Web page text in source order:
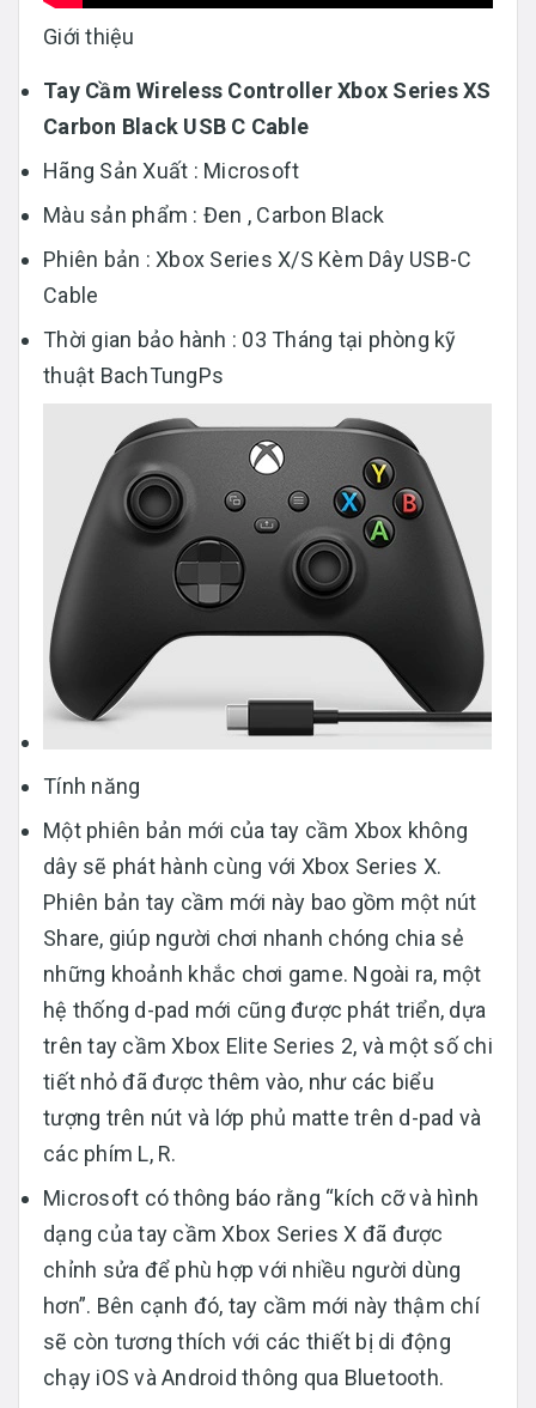
Giới thiệu
Tay Cầm Wireless Controller Xbox Series XS
Carbon Black USB C Cable
Hãng Sản Xuất : Microsoft
Màu sản phẩm : Đen , Carbon Black
Phiên bản : Xbox Series X/S Kèm Dây USB-C
Cable
Thời gian bảo hành : 03 Tháng tại phòng kỹ
thuật BachTungPs
Tính năng
Một phiên bản mới của tay cầm Xbox không
dây sẽ phát hành cùng với Xbox Series X.
Phiên bản tay cầm mới này bao gồm một nút
Share, giúp người chơi nhanh chóng chia sẻ
những khoảnh khắc chơi game. Ngoài ra, một
hệ thống d-pad mới cũng được phát triển, dựa
trên tay cầm Xbox Elite Series 2, và một số chi
tiết nhỏ đã được thêm vào, như các biểu
tượng trên nút và lớp phủ matte trên d-pad và
các phím L, R.
Microsoft có thông báo rằng “kích cỡ và hình
dạng của tay cầm Xbox Series X đã được
chỉnh sửa để phù hợp với nhiều người dùng
hơn”. Bên cạnh đó, tay cầm mới này thậm chí
sẽ còn tương thích với các thiết bị di động
chạy iOS và Android thông qua Bluetooth.